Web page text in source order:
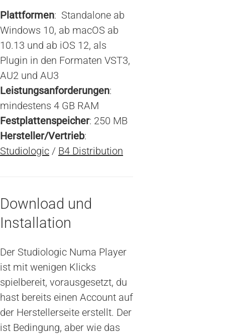
Plattformen: Standalone ab
Windows 10, ab macOS ab
10.13 und ab iOS 12, als
Plugin in den Formaten VST3,
AU2 und AU3
Leistungsanforderungen:
mindestens 4 GB RAM
Festplattenspeicher: 250 MB
Hersteller/Vertrieb:
Studiologic / B4 Distribution
Download und
Installation
Der Studiologic Numa Player
ist mit wenigen Klicks
spielbereit, vorausgesetzt, du
hast bereits einen Account auf
der Herstellerseite erstellt. Der
ist Bedingung, aber wie das